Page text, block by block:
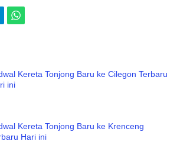
Kereta Tonjong Baru ke Cilegon Terbaru
ini
Kereta Tonjong Baru ke Krenceng
Hari ini